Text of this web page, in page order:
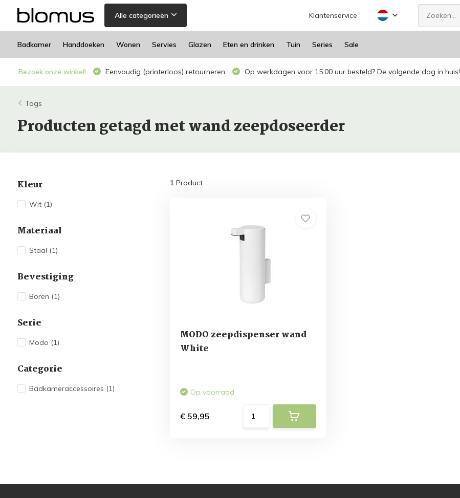
Alle categorieën Klantenservice
Badkamer Handdoeken Wonen Servies Glazen Eten en drinken Tuin Series Sale
Bezoek onze winkel! Eenvoudig (printerloos) retourneren Op werkdagen voor 15.00 uur besteld? De volgende dag in huis!
Tags
Producten getagd met wand zeepdoseerder
Kleur
Wit (1)
Materiaal
Staal (1)
Bevestiging
Boren (1)
Serie
Modo (1)
Categorie
Badkameraccessoires (1)
1Product
MODO zeepdispenser wand
White
Op voorraad
€ 59,95